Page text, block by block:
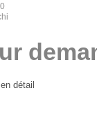
détail